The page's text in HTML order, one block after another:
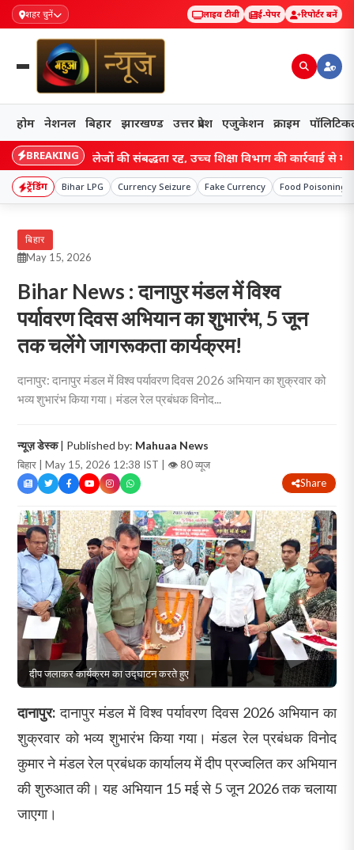
शहर चुनें लाइव टीवी ई-पेपर रिपोर्टर बनें
होम नेशनल बिहार झारखण्ड उत्तर प्रदेश एजुकेशन क्राइम
BREAKING
डिग्री कॉलेजों की संबद्धता रद्द, उच्च शिक्षा विभाग की कार्रवाई से मचा
ट्रेंडिंग Bihar LPG Currency Seizure Fake Currency Food Poisoning
बिहार
May 15, 2026
Bihar News : दानापुर मंडल में विश्व
पर्यावरण दिवस अभियान का शुभारंभ, 5 जून
तक चलेंगे जागरूकता कार्यक्रम!
दानापुर: दानापुर मंडल में विश्व पर्यावरण दिवस 2026 अभियान का शुक्रवार को
भव्य शुभारंभ किया गया। मंडल रेल प्रबंधक विनोद...
न्यूज़ डेस्क| Published by: Mahuaa News
बिहार | May 15, 2026 12:38 IST | 👁 80 व्यूज
Share
दीप जलाकर कार्यक्रम का उद्घाटन करते हुए
दानापुर:दानापुर मंडल में विश्व पर्यावरण दिवस 2026 अभियान का
शुक्रवार को भव्य शुभारंभ किया गया। मंडल रेल प्रबंधक विनोद
कुमार ने मंडल रेल प्रबंधक कार्यालय में दीप प्रज्वलित कर अभियान
की शुरुआत की। यह अभियान 15 मई से 5 जून 2026 तक चलाया
जाएगा।